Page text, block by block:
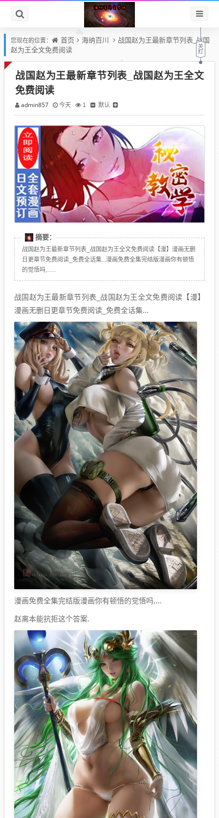
您现在的位置： 首页 海纳百川
战国赵为王最新章节列表_战国
赵为王全文免费阅读
战国赵为王最新章节列表_战国赵为王全文
免费阅读
admin857 今天 1 默认
摘要：
战国赵为王最新章节列表_战国赵为王全文免费阅读【漫】漫画无删
日更章节免费阅读_免费全话集...漫画免费全集完结版漫画你有顿悟
的觉悟吗,......
战国赵为王最新章节列表_战国赵为王全文免费阅读【漫】
漫画无删日更章节免费阅读_免费全话集...
漫画免费全集完结版漫画你有顿悟的觉悟吗,...
赵离本能抗拒这个答案.